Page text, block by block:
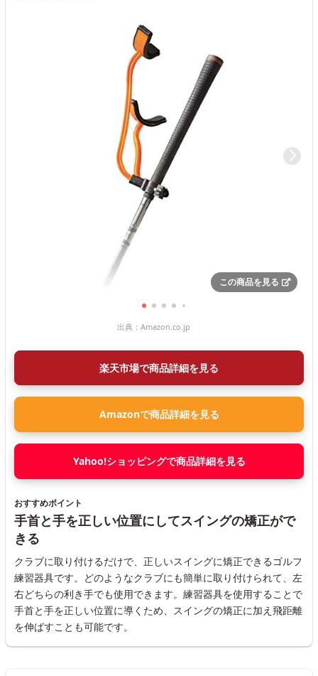
この商品を見る
出典： Amazon.co.jp
楽天市場で商品詳細を見る
Amazonで商品詳細を見る
Yahoo!ショッピングで商品詳細を見る
おすすめポイント
手首と手を正しい位置にしてスイングの矯正がで
きる
クラブに取り付けるだけで、正しいスイングに矯正できるゴルフ
練習器具です。どのようなクラブにも簡単に取り付けられて、左
右どちらの利き手でも使用できます。練習器具を使用することで
手首と手を正しい位置に導くため、スイングの矯正に加え飛距離
を伸ばすことも可能です。